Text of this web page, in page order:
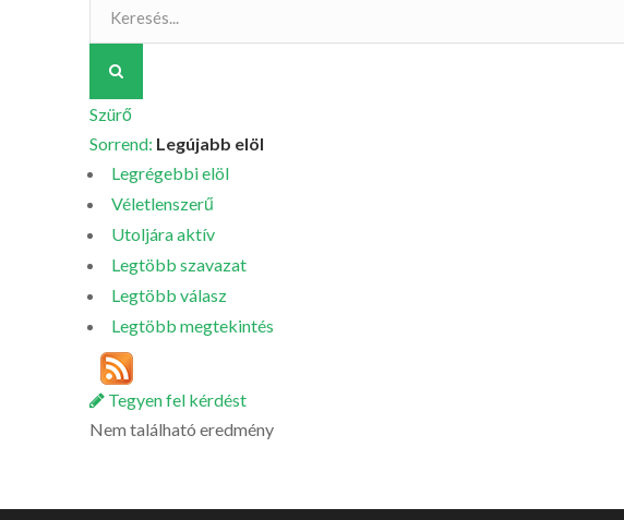
Szürő
Sorrend: Legújabb elöl
Legrégebbi elöl
Véletlenszerű
Utoljára aktív
Legtöbb szavazat
Legtöbb válasz
Legtöbb megtekintés
Tegyen fel kérdést
Nem található eredmény